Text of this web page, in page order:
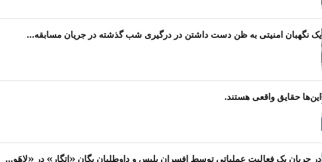
یک نگهبان امنیتی به ظن دست داشتن در درگیری شب گذشته در جریان مسابقه…
این‌ها حقایق واقعی هستند.
در جریان یک فعالیت عملیاتی توسط افسران پلیس و داوطلبان یگان «اِتگار» در «لاهَو…